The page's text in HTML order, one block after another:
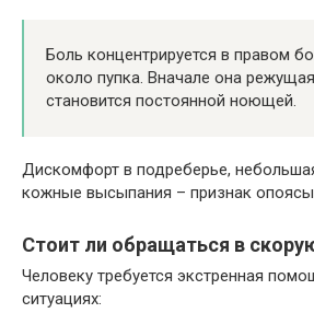
Боль концентрируется в правом
около пупка. Вначале она
становится постоянной ноющей.
Дискомфорт в подреберье,
кожные высыпания – признак
Стоит ли обращаться в
Человеку требуется экстренная
ситуациях: